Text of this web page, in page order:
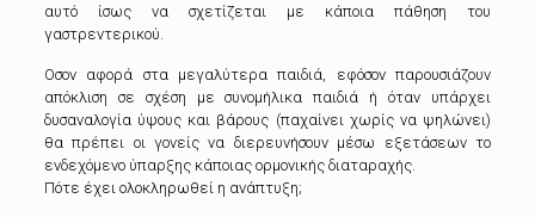
αυτό ίσως να σχετίζεται με κάποια πάθηση του
γαστρεντερικού.
Οσον αφορά στα μεγαλύτερα παιδιά, εφόσον παρουσιάζουν
απόκλιση σε σχέση με συνομήλικα παιδιά ή όταν υπάρχει
δυσαναλογία ύψους και βάρους (παχαίνει χωρίς να ψηλώνει)
θα πρέπει οι γονείς να διερευνήσουν μέσω εξετάσεων το
ενδεχόμενο ύπαρξης κάποιας ορμονικής διαταραχής.
Πότε έχει ολοκληρωθεί η ανάπτυξη;